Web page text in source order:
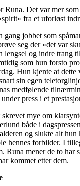
Runa. Det var mer
fra et uforløst
gang jobbet som
seg der «det var
lengsel og indre trang
som hun forsto
Hun kjente at dette
sin egen
medfølende
press i et
skrevet mye om
både i
og slukte alt hun
hennes forbilder. I
Runa mener de to har
kommet etter dem.